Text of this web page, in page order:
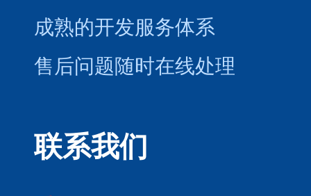
成熟的开发服务体系
售后问题随时在线处理
联系我们